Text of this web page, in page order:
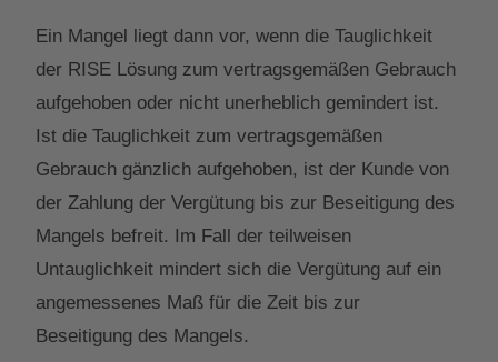
Ein Mangel liegt dann vor, wenn die Tauglichkeit
der RISE Lösung zum vertragsgemäßen Gebrauch
aufgehoben oder nicht unerheblich gemindert ist.
Ist die Tauglichkeit zum vertragsgemäßen
Gebrauch gänzlich aufgehoben, ist der Kunde von
der Zahlung der Vergütung bis zur Beseitigung des
Mangels befreit. Im Fall der teilweisen
Untauglichkeit mindert sich die Vergütung auf ein
angemessenes Maß für die Zeit bis zur
Beseitigung des Mangels.